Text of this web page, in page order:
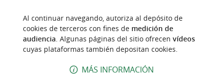
Al continuar navegando, autoriza al depósito de
cookies de terceros con fines de medición de
audiencia . Algunas páginas del sitio ofrecen vídeos
cuyas plataformas también depositan cookies.
MÁS INFORMACIÓN